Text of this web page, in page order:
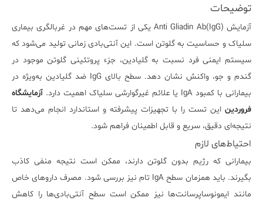
توضیحات
آزمایشAnti Gliadin Ab(IgG)
یکی از تست‌های مهم در غربالگری بیماری
سلیاک و حساسیت به گلوتن است. این آنتی‌بادی زمانی تولید می‌شود که
سیستم ایمنی فرد نسبت به گلیادین، جزء پروتئینی گلوتن موجود در
گندم و جو، واکنش نشان دهد. سطح بالای IgG ضد گلیادین به‌ویژه در
بیمارانی با کمبود IgA یا علائم غیرگوارشی سلیاک اهمیت دارد.
آزمایشگاه
فروردین این تست را با تجهیزات پیشرفته و استاندارد انجام می‌دهد تا
نتیجه‌ای دقیق، سریع و قابل اطمینان فراهم شود.
احتیاط‌های لازم
بیمارانی که رژیم بدون گلوتن دارند، ممکن است نتیجه منفی کاذب
بگیرند. باید همزمان سطح IgA تام نیز بررسی شود. مصرف داروهای خاص
مانند ایمونوساپرسانت‌ها نیز ممکن است سطح آنتی‌بادی‌ها را کاهش